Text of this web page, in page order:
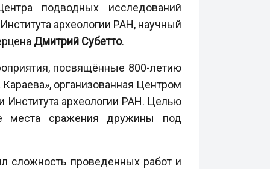
подводных исследований
археологии РАН, научный
Дмитрий Субетто.
посвящённые 800-летию
организованная Центром
Института археологии РАН. Целью
места сражения дружины под
сложность проведенных работ и